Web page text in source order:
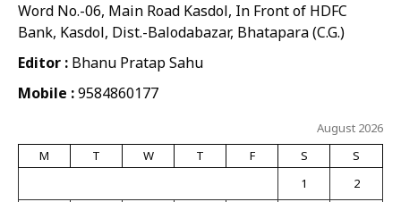
Word No.-06, Main Road Kasdol, In Front of HDFC
Bank, Kasdol, Dist.-Balodabazar, Bhatapara (C.G.)
Editor : Bhanu Pratap Sahu
Mobile :9584860177
August 2026
M
T W T F S
S
1
2